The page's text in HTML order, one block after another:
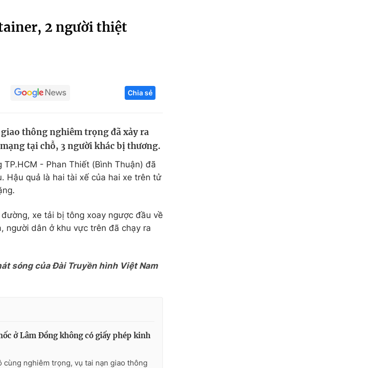
Infographic
sinh
Hitech Công nghệ tương lai
Thị trường
2 người thiệt
Chia sẻ
thông nghiêm trọng đã xảy ra
tại chỗ, 3 người khác bị thương.
- Phan Thiết (Bình Thuận) đã
Hậu quả là hai tài xế của hai xe trên tử
xe tải bị tông xoay ngược đầu về
người dân ở khu vực trên đã chạy ra
sóng của Đài Truyền hình Việt Nam
ở Lâm Đồng không có giấy phép kinh
cùng nghiêm trọng, vụ tai nạn giao thông